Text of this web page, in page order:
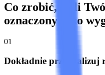
Co zrobić, jeśli
oznaczony jako
01
Dokładnie przeanalizuj